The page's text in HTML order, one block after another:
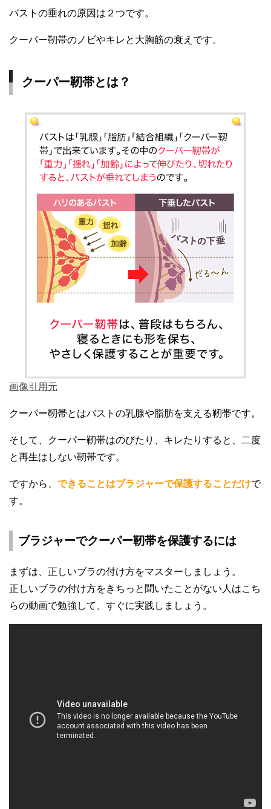
バストの垂れの原因は２つです。
クーパー靭帯のノビやキレと大胸筋の衰えです。
クーパー靭帯とは？
画像引用元
クーパー靭帯とはバストの乳腺や脂肪を支える靭帯です。
そして、クーパー靭帯はのびたり、キレたりすると、二度
と再生はしない靭帯です。
ですから、 できることはブラジャーで保護することだけで
す。
ブラジャーでクーパー靭帯を保護するには
まずは、正しいブラの付け方をマスターしましょう。
正しいブラの付け方をきちっと聞いたことがない人はこち
らの動画で勉強して、すぐに実践しましょう。